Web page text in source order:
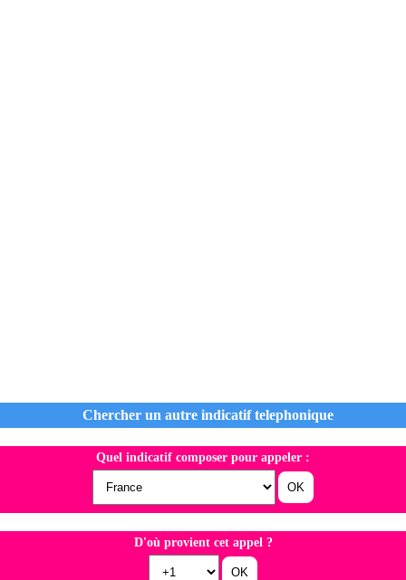
Chercher un autre indicatif telephonique
Quel indicatif composer pour appeler :
D'où provient cet appel ?